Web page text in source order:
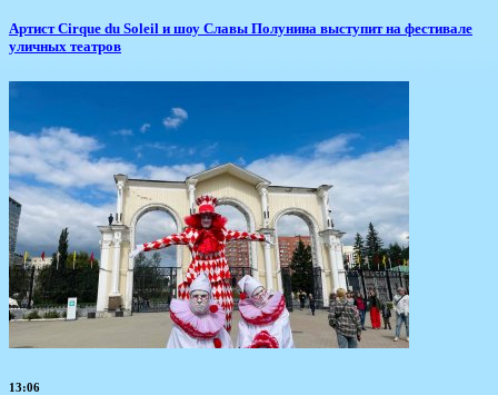
Артист Cirque du Soleil и шоу Славы Полунина выступит на фестивале
уличных театров
13:06